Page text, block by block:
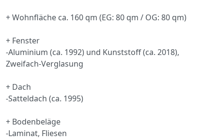
+ Wohnfläche ca. 160 qm (EG: 80 qm / OG: 80 qm)
+ Fenster
-Aluminium (ca. 1992) und Kunststoff (ca. 2018),
Zweifach-Verglasung
+ Dach
-Satteldach (ca. 1995)
+ Bodenbeläge
-Laminat, Fliesen